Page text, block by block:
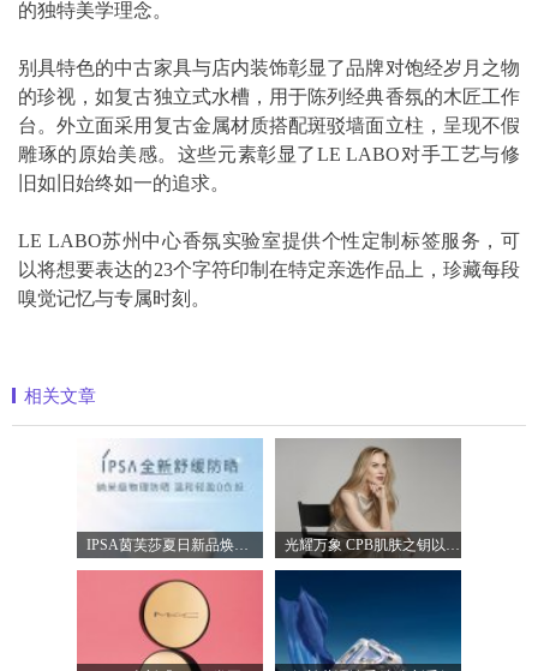
的独特美学理念。
别具特色的中古家具与店内装饰彰显了品牌对饱经岁月之物
的珍视，如复古独立式水槽，用于陈列经典香氛的木匠工作
台。外立面采用复古金属材质搭配斑驳墙面立柱，呈现不假
雕琢的原始美感。这些元素彰显了LE LABO对手工艺与修
旧如旧始终如一的追求。
LE LABO苏州中心香氛实验室提供个性定制标签服务，可
以将想要表达的23个字符印制在特定亲选作品上，珍藏每段
嗅觉记忆与专属时刻。
相关文章